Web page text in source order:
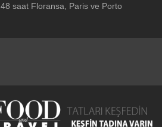
48 saat Floransa, Paris ve Porto